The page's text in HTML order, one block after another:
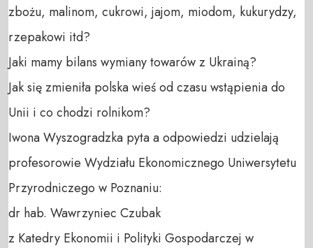
zbożu, malinom, cukrowi, jajom, miodom, kukurydzy,
rzepakowi itd?
Jaki mamy bilans wymiany towarów z Ukrainą?
Jak się zmieniła polska wieś od czasu wstąpienia do
Unii i co chodzi rolnikom?
Iwona Wyszogradzka pyta a odpowiedzi udzielają
profesorowie Wydziału Ekonomicznego Uniwersytetu
Przyrodniczego w Poznaniu:
dr hab. Wawrzyniec Czubak
z Katedry Ekonomii i Polityki Gospodarczej w